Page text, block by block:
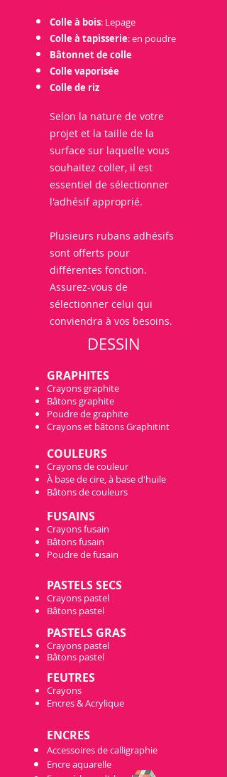
Colle à bois: Lepage
Colle à tapisserie: en poudre
Bâtonnet de colle
Colle vaporisée
Colle de riz
Selon la nature de votre
projet et la taille de la
surface sur laquelle vous
souhaitez coller, il est
essentiel de sélectionner
l'adhésif approprié.
Plusieurs rubans adhésifs
sont offerts pour
différentes fonction.
Assurez-vous de
sélectionner celui qui
conviendra à vos besoins.
DESSIN
GRAPHITES
Crayons graphite
Bâtons graphite
Poudre de graphite
Crayons et bâtons Graphitint
COULEURS
Crayons de couleur
À base de cire, à base d'huile
Bâtons de couleurs
FUSAINS
Crayons fusain
Bâtons fusain
Poudre de fusain
PASTELSSECS
Crayons pastel
Bâtons pastel
PASTELS GRAS
Crayons pastel
Bâtons pastel
FEUTRES
Crayons
Encres & Acrylique
ENCRES
Accessoires de calligraphie
Encre aquarelle